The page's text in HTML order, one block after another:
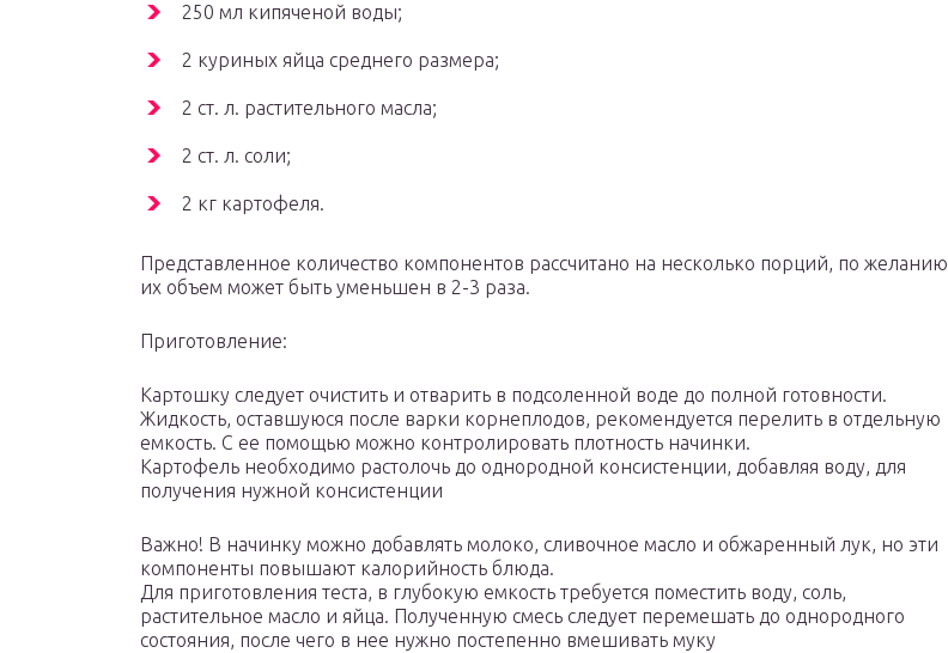
250 мл кипяченой воды;
2 куриных яйца среднего размера;
2 ст. л. растительного масла;
2 ст. л. соли;
2 кг картофеля.
Представленное количество компонентов рассчитано на несколько порций, по желанию
их объем может быть уменьшен в 2-3 раза.
Приготовление:
Картошку следует очистить и отварить в подсоленной воде до полной готовности.
Жидкость, оставшуюся после варки корнеплодов, рекомендуется перелить в отдельную
емкость. С ее помощью можно контролировать плотность начинки.
Картофель необходимо растолочь до однородной консистенции, добавляя воду, для
получения нужной консистенции
Важно! В начинку можно добавлять молоко, сливочное масло и обжаренный лук, но эти
компоненты повышают калорийность блюда.
Для приготовления теста, в глубокую емкость требуется поместить воду, соль,
растительное масло и яйца. Полученную смесь следует перемешать до однородного
состояния, после чего в нее нужно постепенно вмешивать муку